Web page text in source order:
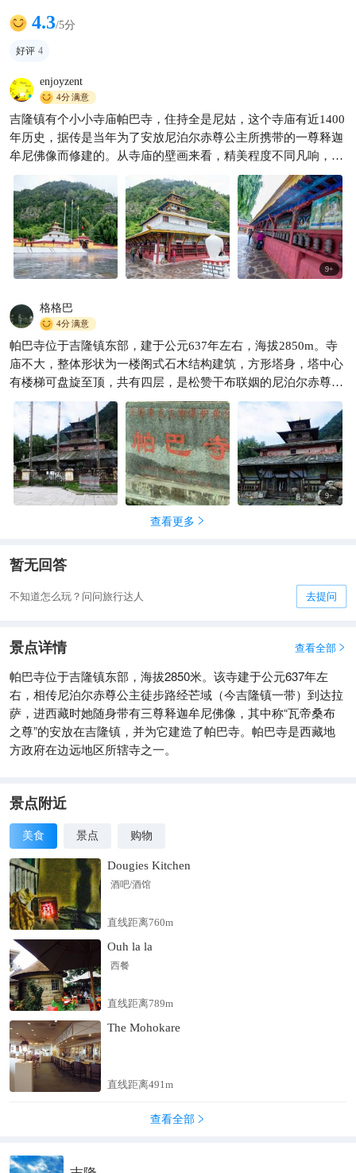
仙爱旅游 259
4.3/5分
好评 4
enjoyzent
4分满意
吉隆镇有个小小寺庙帕巴寺，住持全是尼姑，这个寺庙有近1400
年历史，据传是当年为了安放尼泊尔赤尊公主所携带的一尊释迦
牟尼佛像而修建的。从寺庙的壁画来看，精美程度不同凡响，历
史上有辉煌过的一面。
9+
格格巴
4分满意
帕巴寺位于吉隆镇东部，建于公元637年左右，海拔2850m。寺
庙不大，整体形状为一楼阁式石木结构建筑，方形塔身，塔中心
有楼梯可盘旋至顶，共有四层，是松赞干布联姻的尼泊尔赤尊公
主进藏时随身带来的三尊释迦牟尼像。
9+
查看更多 
暂无回答
不知道怎么玩？问问旅行达人 去提问
景点详情 查看全部 
帕巴寺位于吉隆镇东部，海拔2850米。该寺建于公元637年左
右，相传尼泊尔赤尊公主徒步路经芒域（今吉隆镇一带）到达拉
萨，进西藏时她随身带有三尊释迦牟尼佛像，其中称“瓦帝桑布
之尊”的安放在吉隆镇，并为它建造了帕巴寺。帕巴寺是西藏地
方政府在边远地区所辖寺之一。
景点附近
美食 景点 购物
Dougies Kitchen
酒吧/酒馆
直线距离760m
Ouh la la
西餐
直线距离789m
The Mohokare
直线距离491m
查看全部 